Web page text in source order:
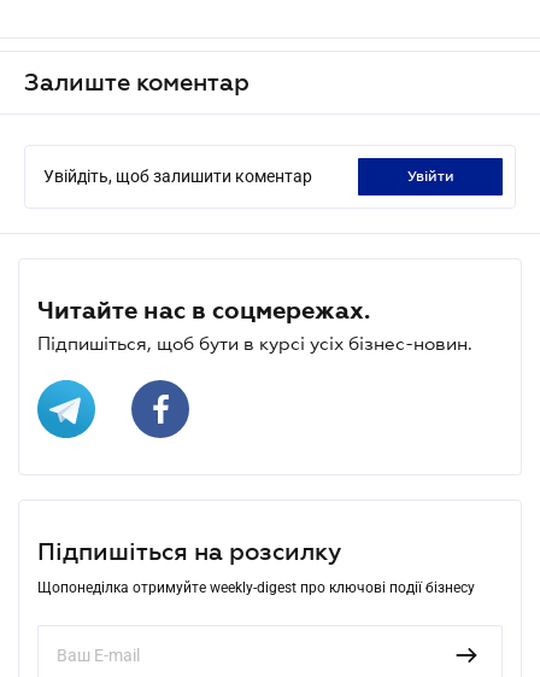
Залиште коментар
Увійдіть, щоб залишити коментар увійти
Читайте нас в соцмережах.
Підпишіться, щоб бути в курсі усіх бізнес-новин.
Підпишіться на розсилку
Щопонеділка отримуйте weekly-digest про ключові події бізнесу